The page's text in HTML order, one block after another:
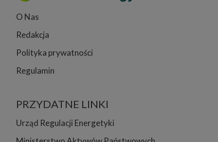
O Nas
Redakcja
Polityka prywatności
Regulamin
PRZYDATNE LINKI
Urząd Regulacji Energetyki